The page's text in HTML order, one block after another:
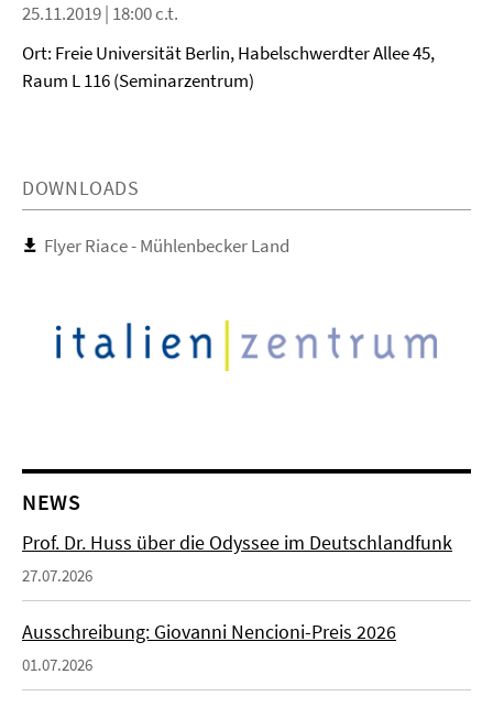
25.11.2019 | 18:00 c.t.
Ort: Freie Universität Berlin, Habelschwerdter Allee 45,
Raum L 116 (Seminarzentrum)
DOWNLOADS
Flyer Riace - Mühlenbecker Land
NEWS
Prof. Dr. Huss über die Odyssee im Deutschlandfunk
27.07.2026
Ausschreibung: Giovanni Nencioni-Preis 2026
01.07.2026